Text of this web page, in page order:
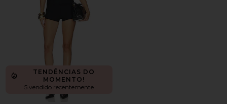
TENDÊNCIAS DO
MOMENTO!
5 vendido recentemente